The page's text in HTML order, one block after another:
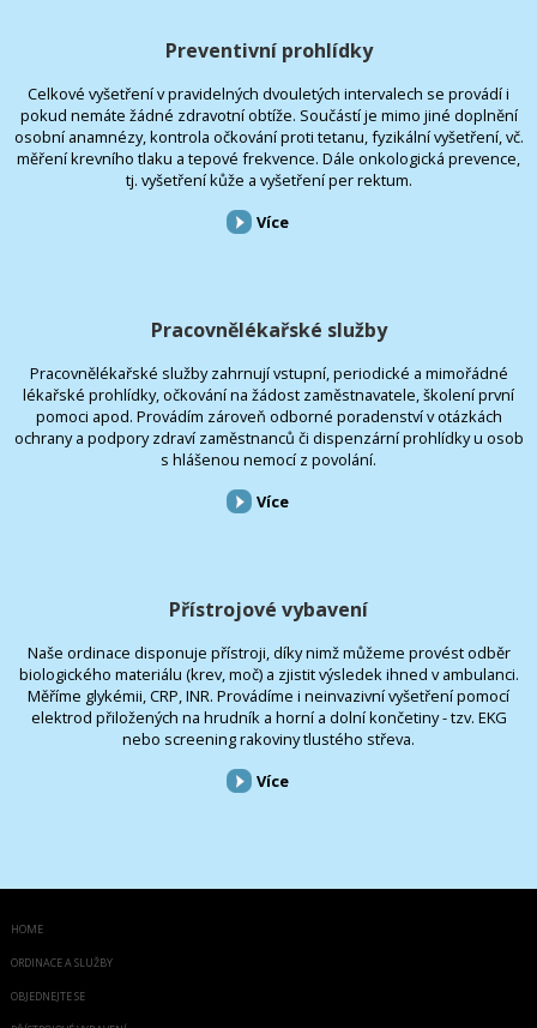
Preventivní prohlídky
Celkové vyšetření v pravidelných dvouletých intervalech se provádí i
pokud nemáte žádné zdravotní obtíže. Součástí je mimo jiné doplnění
osobní anamnézy, kontrola očkování proti tetanu, fyzikální vyšetření, vč.
měření krevního tlaku a tepové frekvence. Dále onkologická prevence,
tj. vyšetření kůže a vyšetření per rektum.
Více
Pracovnělékařské služby
Pracovnělékařské služby zahrnují vstupní, periodické a mimořádné
lékařské prohlídky, očkování na žádost zaměstnavatele, školení první
pomoci apod. Provádím zároveň odborné poradenství v otázkách
ochrany a podpory zdraví zaměstnanců či dispenzární prohlídky u osob
s hlášenou nemocí z povolání.
Více
Přístrojové vybavení
Naše ordinace disponuje přístroji, díky nimž můžeme provést odběr
biologického materiálu (krev, moč) a zjistit výsledek ihned v ambulanci.
Měříme glykémii, CRP, INR. Provádíme i neinvazivní vyšetření pomocí
elektrod přiložených na hrudník a horní a dolní končetiny - tzv. EKG
nebo screening rakoviny tlustého střeva.
Více
HOME
ORDINACE A SLUŽBY
OBJEDNEJTE SE